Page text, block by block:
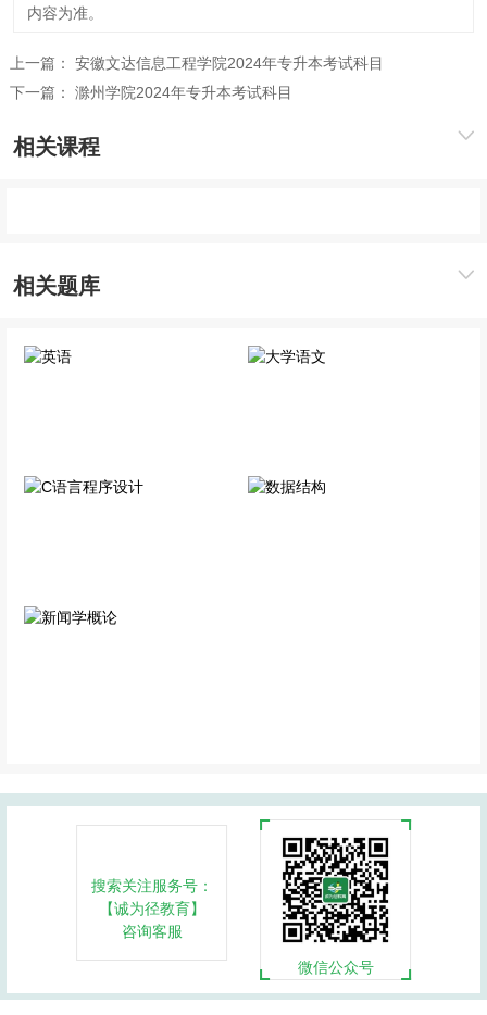
内容为准。
上一篇： 安徽文达信息工程学院2024年专升本考试科目
下一篇： 滁州学院2024年专升本考试科目
相关课程
相关题库
搜索关注服务号：
【诚为径教育】
咨询客服
微信公众号